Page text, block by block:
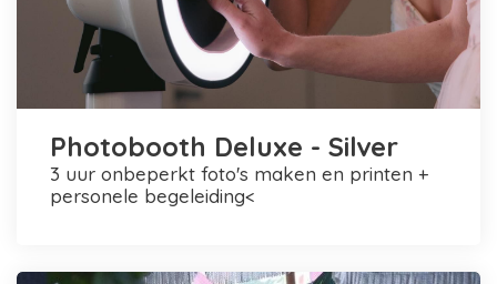
Photobooth Deluxe - Silver
3 uur onbeperkt foto's maken en printen +
personele begeleiding<